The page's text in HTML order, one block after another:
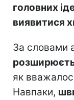
головних
виявитися
За словами
як
Навпаки,